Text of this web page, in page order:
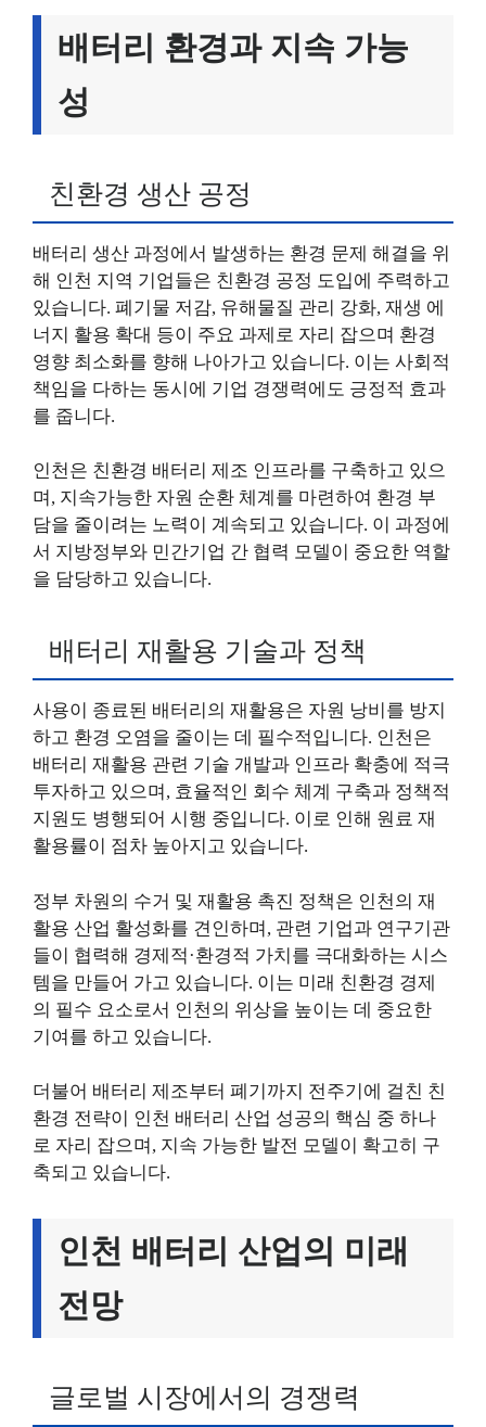
배터리 환경과 지속 가능
성
친환경 생산 공정
배터리 생산 과정에서 발생하는 환경 문제 해결을 위
해 인천 지역 기업들은 친환경 공정 도입에 주력하고
있습니다. 폐기물 저감, 유해물질 관리 강화, 재생 에
너지 활용 확대 등이 주요 과제로 자리 잡으며 환경
영향 최소화를 향해 나아가고 있습니다. 이는 사회적
책임을 다하는 동시에 기업 경쟁력에도 긍정적 효과
를 줍니다.
인천은 친환경 배터리 제조 인프라를 구축하고 있으
며, 지속가능한 자원 순환 체계를 마련하여 환경 부
담을 줄이려는 노력이 계속되고 있습니다. 이 과정에
서 지방정부와 민간기업 간 협력 모델이 중요한 역할
을 담당하고 있습니다.
배터리 재활용 기술과 정책
사용이 종료된 배터리의 재활용은 자원 낭비를 방지
하고 환경 오염을 줄이는 데 필수적입니다. 인천은
배터리 재활용 관련 기술 개발과 인프라 확충에 적극
투자하고 있으며, 효율적인 회수 체계 구축과 정책적
지원도 병행되어 시행 중입니다. 이로 인해 원료 재
활용률이 점차 높아지고 있습니다.
정부 차원의 수거 및 재활용 촉진 정책은 인천의 재
활용 산업 활성화를 견인하며, 관련 기업과 연구기관
들이 협력해 경제적·환경적 가치를 극대화하는 시스
템을 만들어 가고 있습니다. 이는 미래 친환경 경제
의 필수 요소로서 인천의 위상을 높이는 데 중요한
기여를 하고 있습니다.
더불어 배터리 제조부터 폐기까지 전주기에 걸친 친
환경 전략이 인천 배터리 산업 성공의 핵심 중 하나
로 자리 잡으며, 지속 가능한 발전 모델이 확고히 구
축되고 있습니다.
인천 배터리 산업의 미래
전망
글로벌 시장에서의 경쟁력